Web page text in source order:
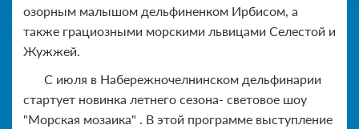
озорным малышом дельфиненком Ирбисом, а
также грациозными морскими львицами Селестой и
Жужжей.
С июля в Набережночелнинском дельфинарии
стартует новинка летнего сезона- световое шоу
"Морская мозаика" . В этой программе выступление